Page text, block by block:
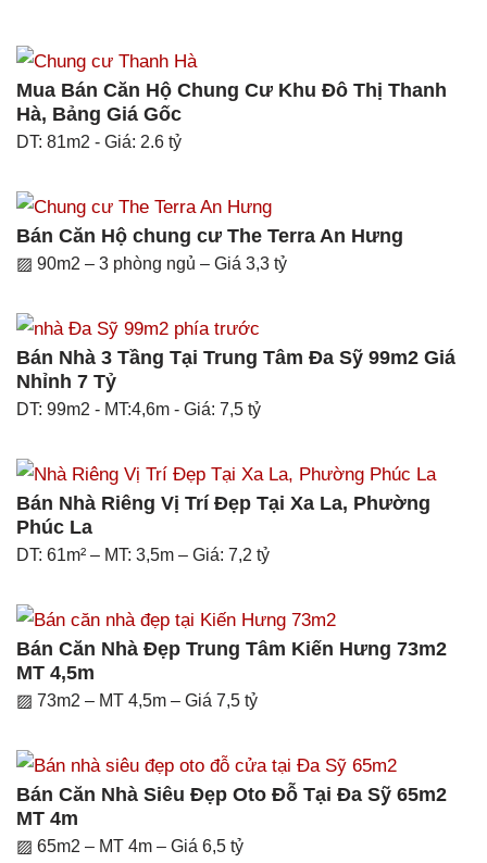
Mua Bán Căn Hộ Chung Cư Khu Đô Thị Thanh
Hà, Bảng Giá Gốc
DT: 81m2 - Giá: 2.6 tỷ
Bán Căn Hộ chung cư The Terra An Hưng
▨ 90m2 – 3 phòng ngủ – Giá 3,3 tỷ
Bán Nhà 3 Tầng Tại Trung Tâm Đa Sỹ 99m2 Giá
Nhỉnh 7 Tỷ
DT: 99m2 - MT:4,6m - Giá: 7,5 tỷ
Bán Nhà Riêng Vị Trí Đẹp Tại Xa La, Phường
Phúc La
DT: 61m² – MT: 3,5m – Giá: 7,2 tỷ
Bán Căn Nhà Đẹp Trung Tâm Kiến Hưng 73m2
MT 4,5m
▨ 73m2 – MT 4,5m – Giá 7,5 tỷ
Bán Căn Nhà Siêu Đẹp Oto Đỗ Tại Đa Sỹ 65m2
MT 4m
▨ 65m2 – MT 4m – Giá 6,5 tỷ